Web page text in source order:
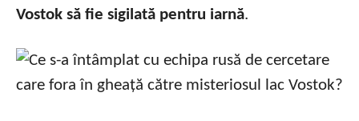
Vostok să fie sigilată pentru iarnă.